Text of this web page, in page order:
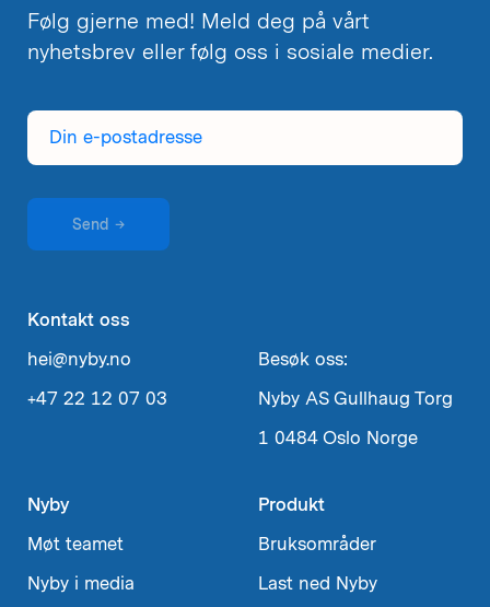
Følg gjerne med! Meld deg på vårt
nyhetsbrev eller følg oss i sosiale medier.
Din
postadresse
Send →
Kontakt oss
hei@nyby.no
+47 22 12 07 03
Besøk oss:
Nyby AS Gullhaug Torg
1 0484 Oslo Norge
Nyby
Møt teamet
Nyby i media
Produkt
Bruksområder
Last ned Nyby